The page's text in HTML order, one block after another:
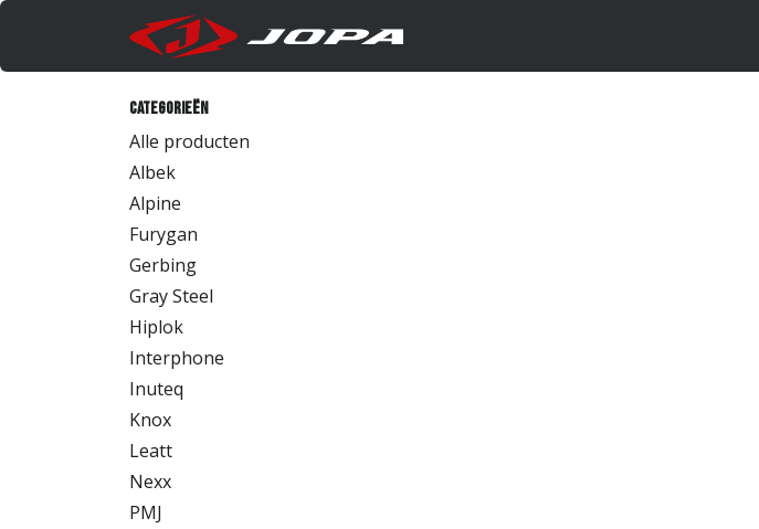
Overslaan naar inhoud
Categorieën
Alle producten
Albek
Alpine
Furygan
Gerbing
Gray Steel
Hiplok
Interphone
Inuteq
Knox
Leatt
Nexx
PMJ